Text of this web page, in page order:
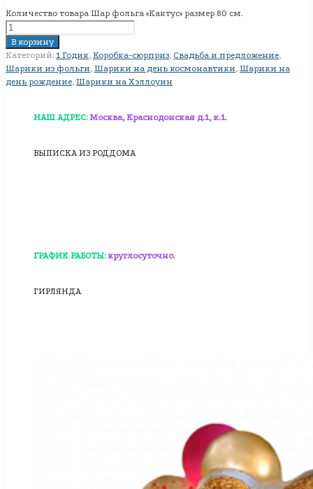
Количество товара Шар фольга «Кактус» размер 80 см.
В корзину
Категорий: 1 Годик, Коробка-сюрприз, Свадьба и предложение,
Шарики из фольги, Шарики на день космонавтики, Шарики на
день рождение, Шарики на Хэллоуин
НАШ АДРЕС: Москва, Краснодонская д.1, к.1.
ВЫПИСКА ИЗ РОДДОМА
ГРАФИК РАБОТЫ: круглосуточно.
ГИРЛЯНДА